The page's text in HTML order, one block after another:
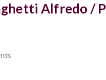
Alfredo /